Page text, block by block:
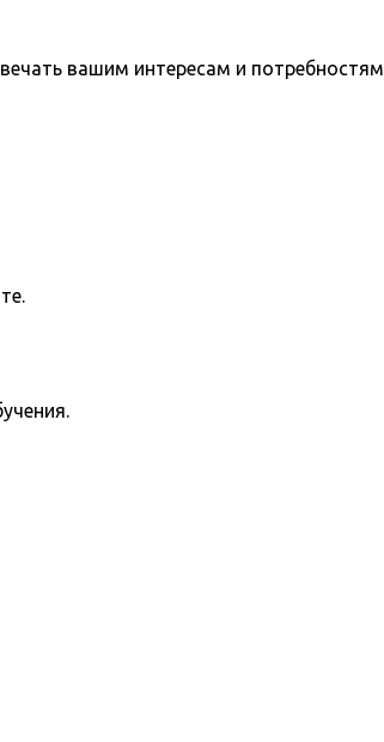
вашим интересам и потребностям.